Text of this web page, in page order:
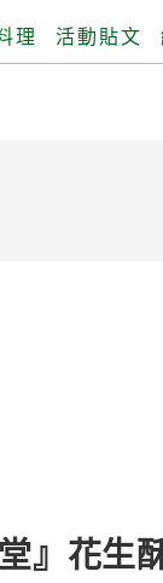
理 活動貼文
堂』花